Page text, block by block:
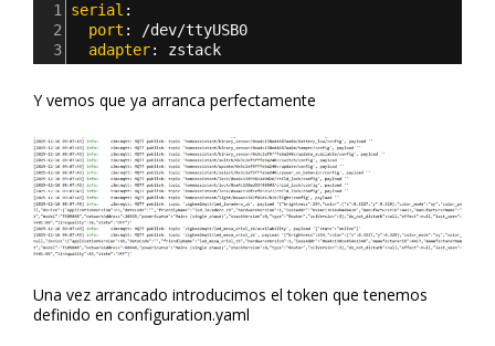
1 serial :
2
  port
: /dev/ttyUSB0
3
  adapter
: zstack
Y vemos que ya arranca perfectamente
Una vez arrancado introducimos el token que tenemos
definido en configuration.yaml